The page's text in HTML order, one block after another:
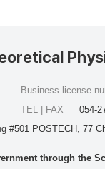
#501 POSTECH, 77
Business license
TEL | FAX
054-
through the